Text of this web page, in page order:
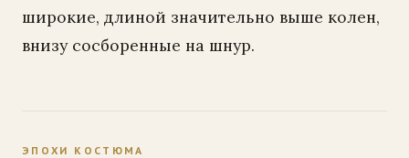
широкие, длиной значительно выше колен,
внизу сосборенные на шнур.
ЭПОХИ КОСТЮМА